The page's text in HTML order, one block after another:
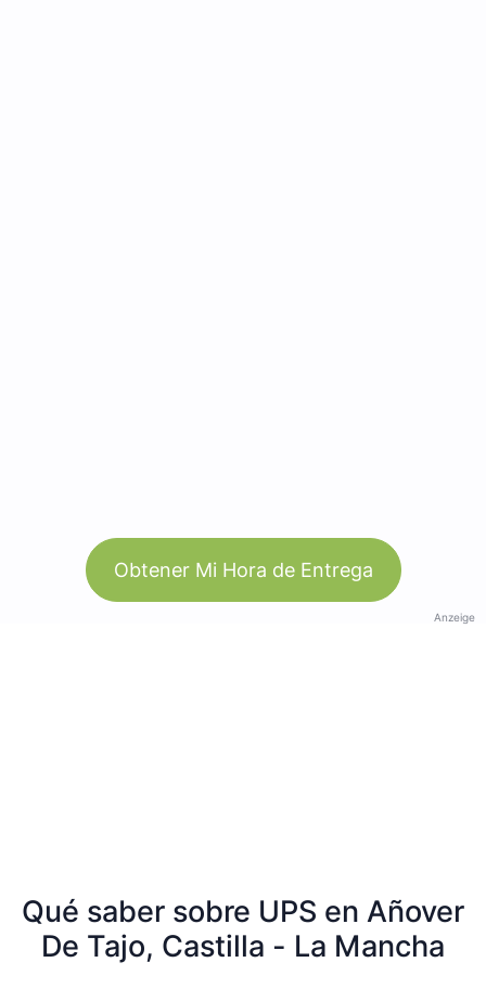
Obtener Mi Hora de Entrega
Anzeige
Qué saber sobre UPS en Añover
De Tajo, Castilla - La Mancha